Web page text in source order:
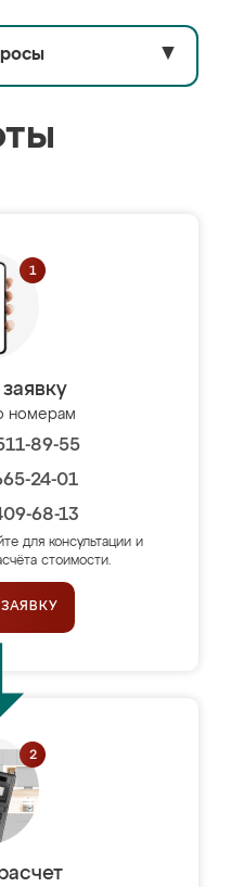
▼
номерам
89-55
24-01
68-13
для консультации и
стоимости.